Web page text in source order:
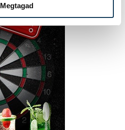
Megtagad